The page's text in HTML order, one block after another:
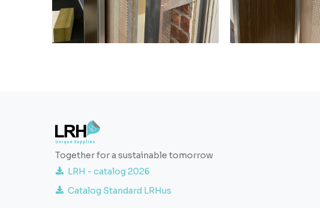
Together for a sustainable tomorrow
LRH - catalog 2026
Catalog Standard LRHus